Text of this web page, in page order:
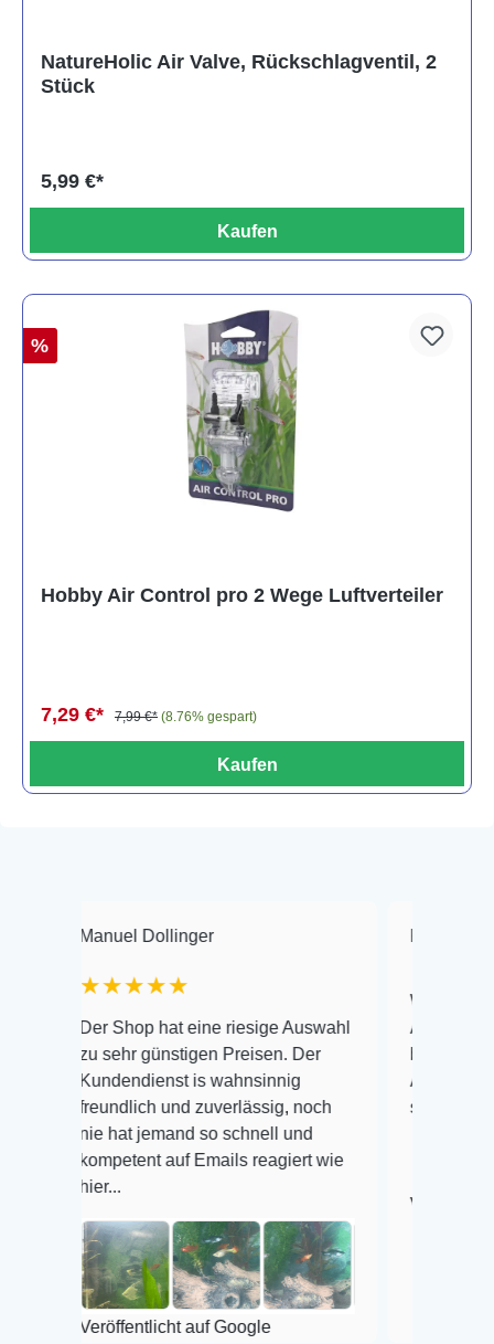
NatureHolic Air Valve, Rückschlagventil, 2
Stück
5,99 €*
Kaufen
%
Hobby Air Control pro 2 Wege Luftverteiler
7,29 €* 7,99 €* (8.76% gespart)
Kaufen
Dollinger
Shop hat eine riesige Auswahl
sehr günstigen Preisen. Der
is wahnsinnig
und zuverlässig, noch
hat jemand so schnell und
auf Emails reagiert wie
auf Google
Warenanlieferung
Auswahl plus
Alles ist quick
super Zustand.
Veröffentlicht auf